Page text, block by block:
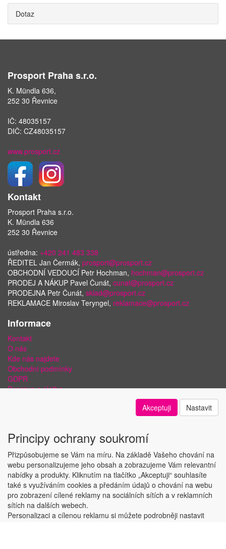
Dotaz
Prosport Praha s.r.o.
K. Mündla 636,
252 30 Řevnice
IČ: 48035157
DIČ: CZ48035157
www.prosport.cz
Kontakt
Prosport Praha s.r.o.
K. Mündla 636
252 30 Řevnice
ústředna: +420 241 483 338
ŘEDITEL Jan Čermák, prosport@prosport.cz
OBCHODNÍ VEDOUCÍ Petr Hochman, hochman@prosport.cz
PRODEJ A NÁKUP Pavel Čunát, cunat@prosport.cz
PRODEJNA Petr Čunát, sklad@prosport.cz
REKLAMACE Miroslav Teryngel, reklamace@prosport.cz
Informace
Kontakt
O nás
Kde nás najdete
Obchodní podmínky
GDPR
Doprava a platba
Copyright © ABRA Software a.s. 2018
Akceptuji Nastavit
Principy ochrany soukromí
Přizpůsobujeme se Vám na míru. Na základě Vašeho chování na
webu personalizujeme jeho obsah a zobrazujeme Vám relevantní
nabídky a produkty. Kliknutím na tlačítko „Akceptuji“ souhlasíte
také s využíváním cookies a předáním údajů o chování na webu
pro zobrazení cílené reklamy na sociálních sítích a v reklamních
sítích na dalších webech.
Personalizaci a cílenou reklamu si můžete podrobněji nastavit